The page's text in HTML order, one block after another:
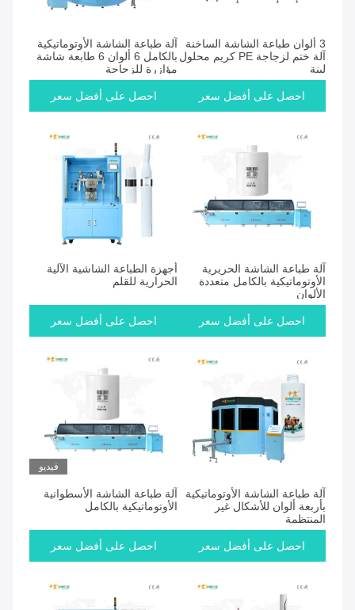
3 ألوان طباعة الشاشة الساخنة
آلة ختم لزجاجة PE كريم محلول
لينة
احصل على أفضل سعر
آلة طباعة الشاشة الأوتوماتيكية
بالكامل 6 ألوان 6 طابعة شاشة
مؤازرة للزجاجة
احصل على أفضل سعر
آلة طباعة الشاشة الحريرية
الأوتوماتيكية بالكامل متعددة
الألوان
احصل على أفضل سعر
أجهزة الطباعة الشاشية الآلية
الحرارية للقلم
احصل على أفضل سعر
آلة طباعة الشاشة الأوتوماتيكية
بأربعة ألوان للأشكال غير
المنتظمة
احصل على أفضل سعر
فيديو
آلة طباعة الشاشة الأسطوانية
الأوتوماتيكية بالكامل
احصل على أفضل سعر